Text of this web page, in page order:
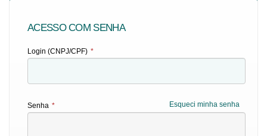
ACESSO COM SENHA
Login (CNPJ/CPF) *
Esqueci minha senha
Senha *